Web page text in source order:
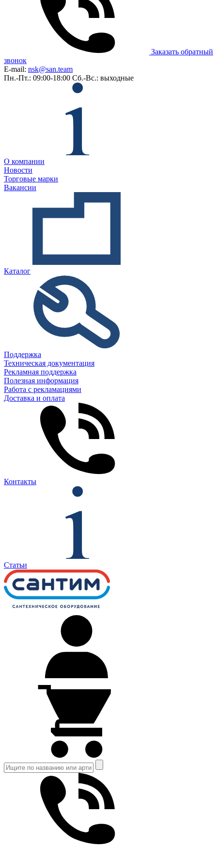
Заказать обратный
звонок
E-mail: nsk@san.team
Пн.-Пт.: 09:00-18:00 Сб.-Вс.: выходные
О компании
Новости
Торговые марки
Вакансии
Каталог
Поддержка
Техническая документация
Рекламная поддержка
Полезная информация
Работа с рекламациями
Доставка и оплата
Контакты
Статьи